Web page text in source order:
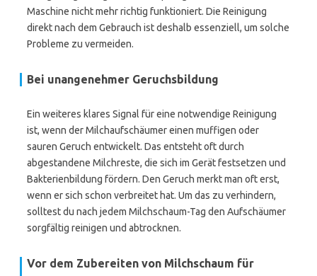
Maschine nicht mehr richtig funktioniert. Die Reinigung
direkt nach dem Gebrauch ist deshalb essenziell, um solche
Probleme zu vermeiden.
Bei unangenehmer Geruchsbildung
Ein weiteres klares Signal für eine notwendige Reinigung
ist, wenn der Milchaufschäumer einen muffigen oder
sauren Geruch entwickelt. Das entsteht oft durch
abgestandene Milchreste, die sich im Gerät festsetzen und
Bakterienbildung fördern. Den Geruch merkt man oft erst,
wenn er sich schon verbreitet hat. Um das zu verhindern,
solltest du nach jedem Milchschaum-Tag den Aufschäumer
sorgfältig reinigen und abtrocknen.
Vor dem Zubereiten von Milchschaum für